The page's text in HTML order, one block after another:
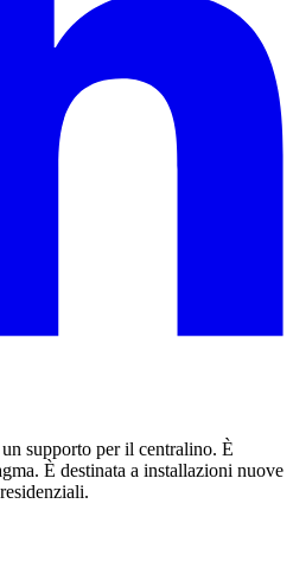
supporto per il centralino. È
È destinata a installazioni nuove